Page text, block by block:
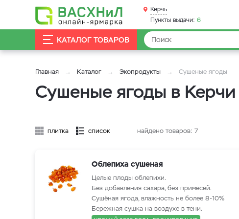
Керчь
Пункты выдачи: 6
КАТАЛОГ ТОВАРОВ
Главная Каталог Экопродукты Сушеные ягоды
Сушеные ягоды в Керчи
плитка список найдено товаров: 7
Облепиха сушеная
Целые плоды облепихи.
Без добавления сахара, без примесей.
Сушёная ягода, влажность не более 8-10%
Бережная сушка на воздухе в тени.